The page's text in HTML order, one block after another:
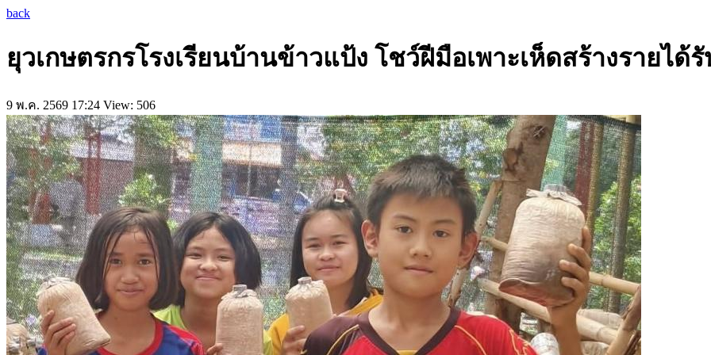
back
ยุวเกษตรกรโรงเรียนบ้านข้าวแป้ง โชว์ฝีมือเพาะเห็ดสร้างรายได้รั
9 พ.ค. 2569 17:24 View: 506